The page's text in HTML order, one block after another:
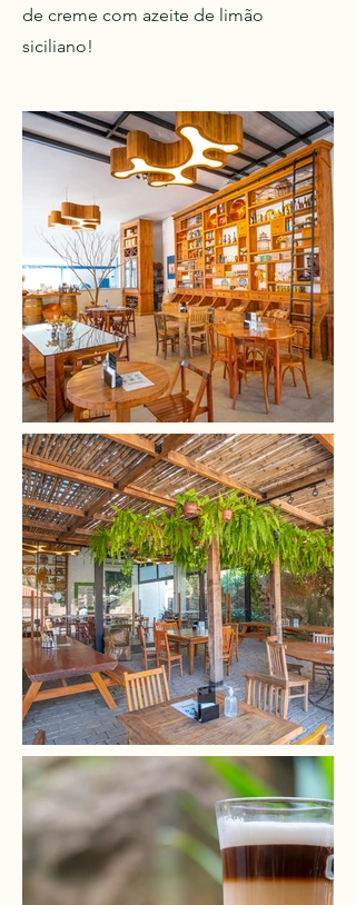
de creme com azeite de limão
siciliano!